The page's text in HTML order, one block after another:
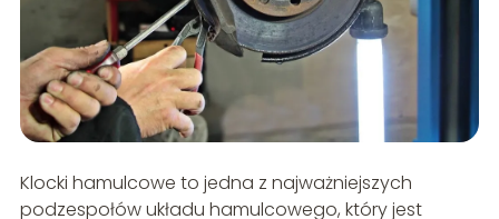
Klocki hamulcowe to jedna z najważniejszych
podzespołów układu hamulcowego, który jest